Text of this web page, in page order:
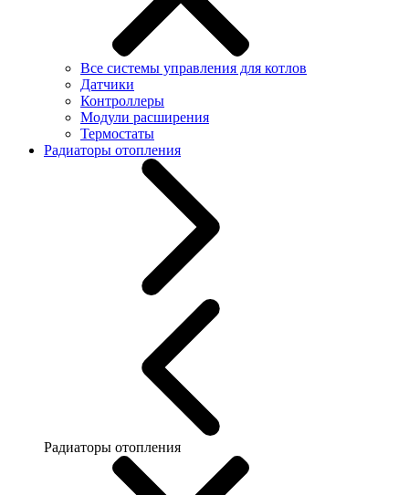
Все системы управления для котлов
Датчики
Контроллеры
Модули расширения
Термостаты
Радиаторы отопления
Радиаторы отопления